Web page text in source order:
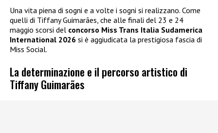
Una vita piena di sogni e a volte i sogni si realizzano. Come
quelli di Tiffany Guimarães, che alle finali del 23 e 24
maggio scorsi del concorso Miss Trans Italia Sudamerica
International 2026 si è aggiudicata la prestigiosa fascia di
Miss Social.
La determinazione e il percorso artistico di
Tiffany Guimarães